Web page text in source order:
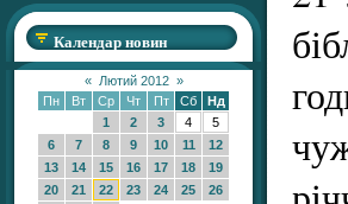
Календар новин
« Лютий 2012 »
Пн
Вт Ср Чт Пт Сб
Нд
1
2 3 4
5
6
7 8 9 10 11
12
13
14 15 16 17 18
19
20
21 22 23 24 25
26